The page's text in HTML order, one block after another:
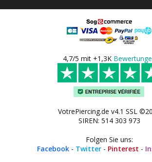
4,7/5 mit +1,3K
VotrePiercing.de v4.1 SSL
SIREN: 514 303 973
Folgen Sie uns:
Facebook - Twitter - Pinterest -